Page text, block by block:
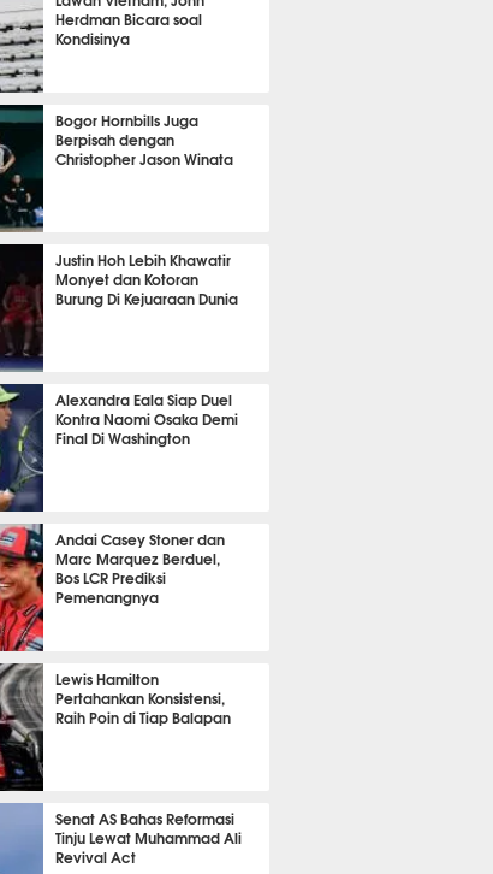
Herdman Bicara soal
Kondisinya
Bogor Hornbills Juga
Berpisah dengan
Christopher Jason Winata
Justin Hoh Lebih Khawatir
Monyet dan Kotoran
Burung Di Kejuaraan Dunia
Alexandra Eala Siap Duel
Kontra Naomi Osaka Demi
Final Di Washington
Andai Casey Stoner dan
Marc Marquez Berduel,
Bos LCR Prediksi
Pemenangnya
Lewis Hamilton
Pertahankan Konsistensi,
Raih Poin di Tiap Balapan
Senat AS Bahas Reformasi
Tinju Lewat Muhammad Ali
Revival Act